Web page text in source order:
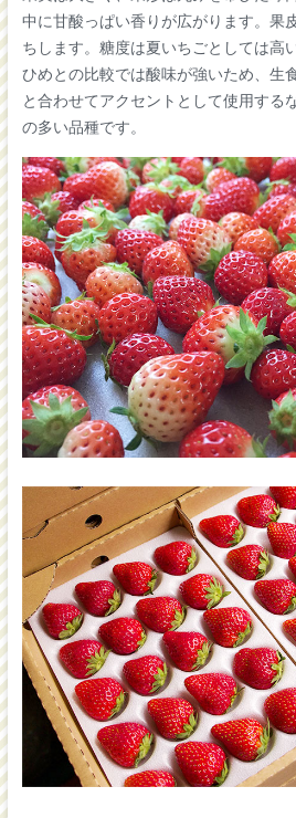
中に甘酸っぱい香りが広がります。果
ちします。糖度は夏いちごとしては高
ひめとの比較では酸味が強いため、生
と合わせてアクセントとして使用する
の多い品種です。